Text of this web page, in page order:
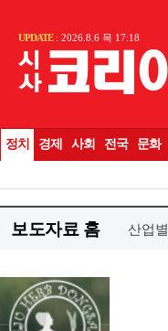
보도자료 홈 산업별